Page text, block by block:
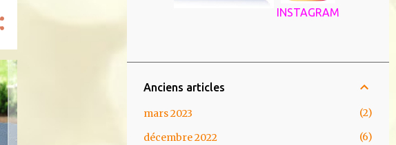
INSTAGRAM
Anciens articles
mars 2023
2
décembre 2022
6